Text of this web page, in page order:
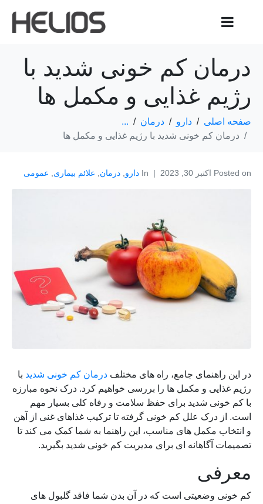
درمان کم خونی شدید با
رژیم غذایی و مکمل ها
صفحه اصلی دارو درمان
...
درمان کم خونی شدید با رژیم غذایی و مکمل ها
Posted on اکتبر 30, 2023 In دارو درمان علائم بیماری عمومی
در این راهنمای جامع، راه های مختلف درمان کم خونی شدید با
رژیم غذایی و مکمل ها را بررسی خواهیم کرد. درک نحوه مبارزه
با کم خونی شدید برای حفظ سلامت و رفاه کلی بسیار مهم
است. از درک علل کم خونی گرفته تا ترکیب غذاهای غنی از آهن
و انتخاب مکمل های مناسب، این راهنما به شما کمک می کند تا
تصمیمات آگاهانه ای برای مدیریت کم خونی شدید بگیرید.
معرفی
کم خونی وضعیتی است که در آن بدن شما فاقد گلبول های